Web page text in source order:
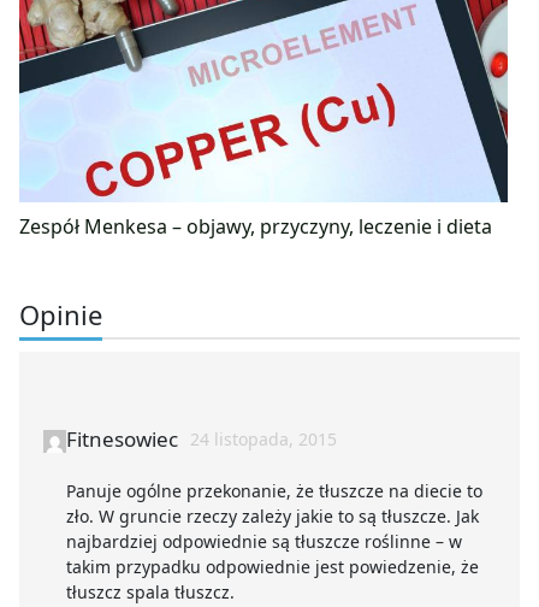
Zespół Menkesa – objawy, przyczyny, leczenie i dieta
Opinie
Fitnesowiec 24 listopada, 2015
Panuje ogólne przekonanie, że tłuszcze na diecie to
zło. W gruncie rzeczy zależy jakie to są tłuszcze. Jak
najbardziej odpowiednie są tłuszcze roślinne – w
takim przypadku odpowiednie jest powiedzenie, że
tłuszcz spala tłuszcz.